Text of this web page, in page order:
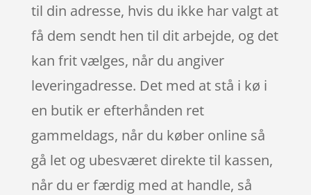
til din adresse, hvis du ikke har valgt at
få dem sendt hen til dit arbejde, og det
kan frit vælges, når du angiver
leveringadresse. Det med at stå i kø i
en butik er efterhånden ret
gammeldags, når du køber online så
gå let og ubesværet direkte til kassen,
når du er færdig med at handle, så